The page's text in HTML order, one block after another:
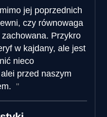
jej poprzednich
czy równowaga
Przykro
w kajdany, ale jest
nieco
przed naszym